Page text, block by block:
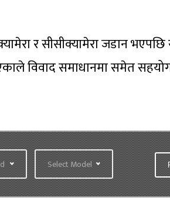
र सीसीक्यामेरा जडान भएपछि
विवाद समाधानमा समेत सहयोग
Select Model